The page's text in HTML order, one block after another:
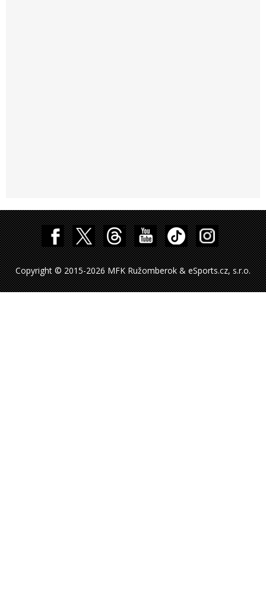
Copyright © 2015-2026 MFK Ružomberok & eSports.cz, s.r.o.